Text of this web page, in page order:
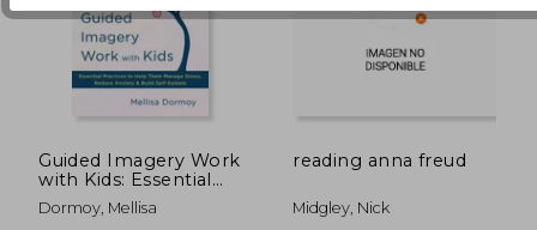
Guided Imagery Work
with Kids: Essential
Practices to Help
Them Manage Stress,
Dormoy, Mellisa
reading anna freud
Midgley, Nick